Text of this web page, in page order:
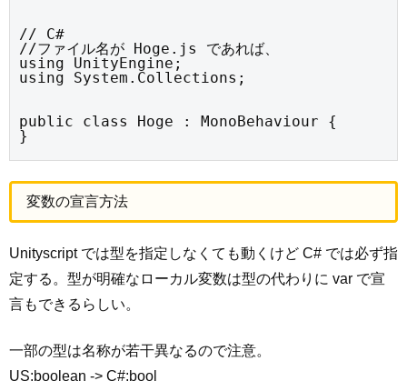
// C#
//ファイル名が Hoge.js であれば、
using UnityEngine;
using System.Collections;
public class Hoge : MonoBehaviour {
}
変数の宣言方法
Unityscript では型を指定しなくても動くけど C# では必ず指
定する。型が明確なローカル変数は型の代わりに var で宣
言もできるらしい。
一部の型は名称が若干異なるので注意。
US:boolean -> C#:bool